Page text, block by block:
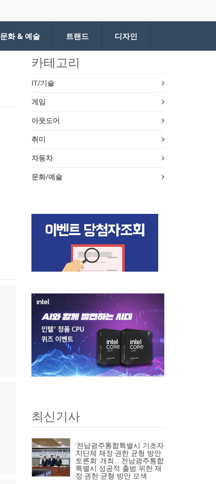
문화 & 예술 트랜드 디자인
카테고리
IT/기술
게임
아웃도어
취미
자동차
문화/예술
최신기사
‘전남광주통합특별시 기초자
치단체 재정·권한 균형 방안
토론회’ 개최… 전남광주통합
특별시 성공적 출범 위한 재
정·권한 균형 방안 모색